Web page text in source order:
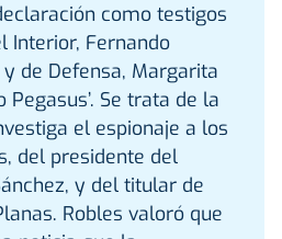
como testigos
Interior, Fernando
de Defensa, Margarita
Pegasus’. Se trata de la
el espionaje a los
del presidente del
y del titular de
Robles valoró que